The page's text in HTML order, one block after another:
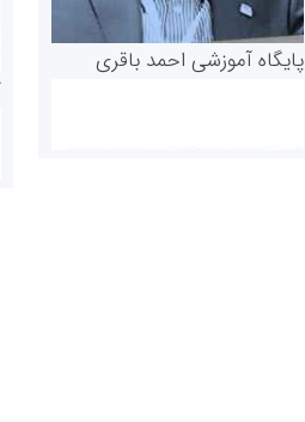
پایگاه آموزشی احمد باقری